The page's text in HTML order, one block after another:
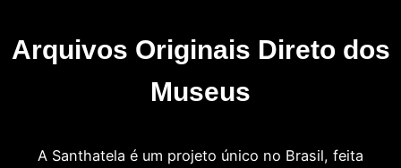
Arquivos Originais Direto dos
Museus
A Santhatela é um projeto único no Brasil, feita